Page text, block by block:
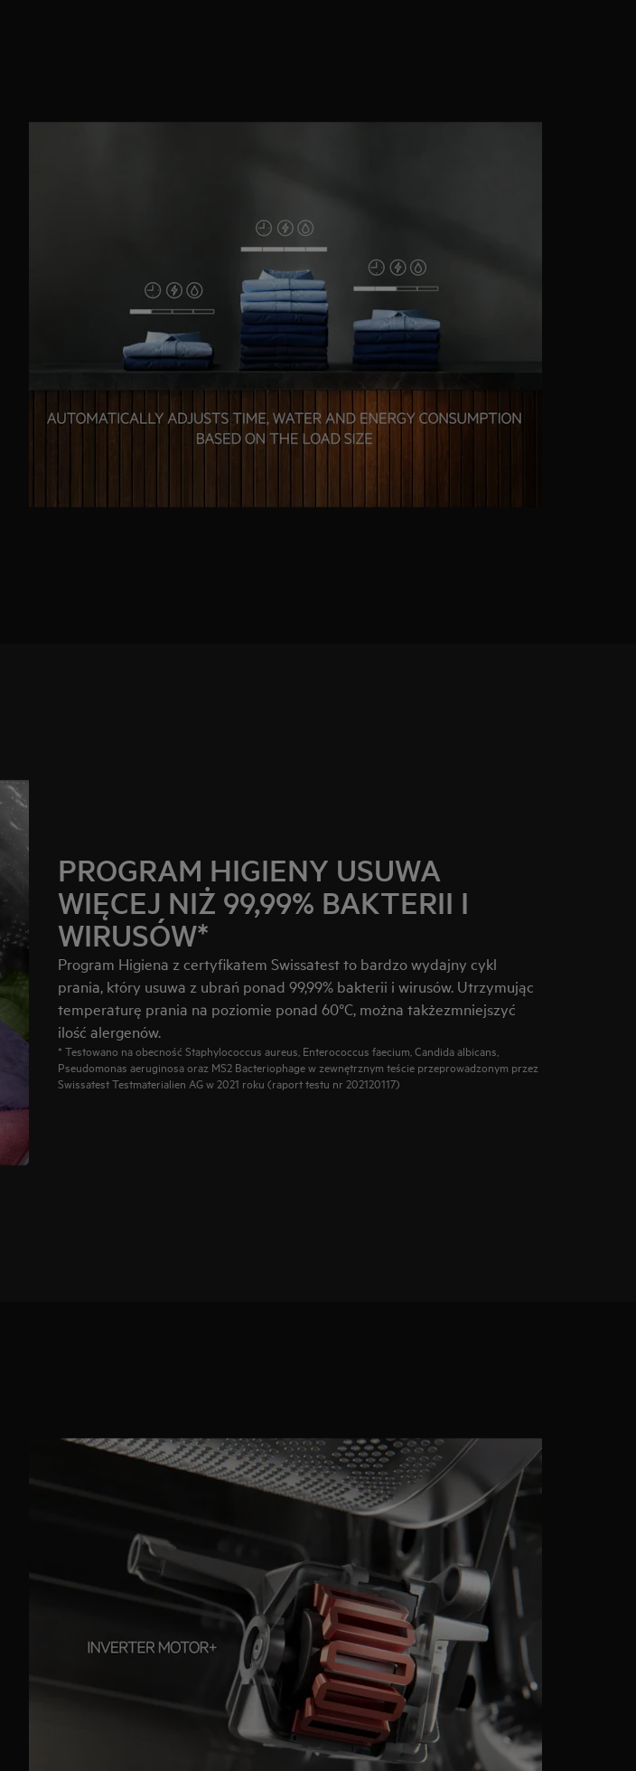
PROGRAM HIGIENY USUWA
WIĘCEJ NIŻ 99,99% BAKTERII I
WIRUSÓW*
Program Higiena z certyfikatem Swissatest to bardzo wydajny cykl
prania, który usuwa z ubrań ponad 99,99% bakterii i wirusów. Utrzymując
temperaturę prania na poziomie ponad 60°C, można takżezmniejszyć
ilość alergenów.
* Testowano na obecność Staphylococcus aureus, Enterococcus faecium, Candida albicans,
Pseudomonas aeruginosa oraz MS2 Bacteriophage w zewnętrznym teście przeprowadzonym przez
Swissatest Testmaterialien AG w 2021 roku (raport testu nr 202120117)